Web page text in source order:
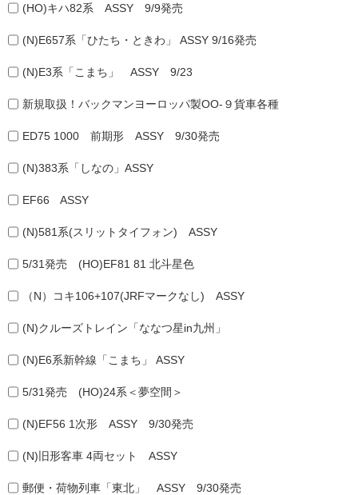
(HO)キハ82系 ASSY 9/9発売
(N)E657系「ひたち・ときわ」 ASSY 9/16発売
(N)E3系「こまち」 ASSY 9/23
新規取扱！バックマンヨーロッパ製OO-９貨車各種
ED75 1000 前期形 ASSY 9/30発売
(N)383系「しなの」ASSY
EF66 ASSY
(N)581系(スリットタイフォン) ASSY
5/31発売 (HO)EF81 81 北斗星色
（N）コキ106+107(JRFマークなし) ASSY
(N)クルーズトレイン「ななつ星in九州」
(N)E6系新幹線「こまち」 ASSY
5/31発売 (HO)24系＜夢空間＞
(N)EF56 1次形 ASSY 9/30発売
(N)旧形客車 4両セット ASSY
郵便・荷物列車「東北」 ASSY 9/30発売